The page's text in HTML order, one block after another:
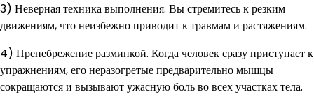
3) Неверная техника выполнения. Вы стремитесь к резким
движениям, что неизбежно приводит к травмам и растяжениям.
4) Пренебрежение разминкой. Когда человек сразу приступает к
упражнениям, его неразогретые предварительно мышцы
сокращаются и вызывают ужасную боль во всех участках тела.